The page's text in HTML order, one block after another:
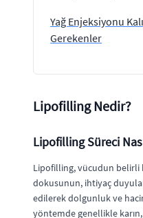
Yağ Enjeksiyonu
Gerekenler
Lipofilling Nedir?
Lipofilling Süreci
Lipofilling, vücudun belirli
dokusunun, ihtiyaç
edilerek dolgunluk ve
yöntemde genellikle